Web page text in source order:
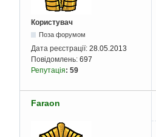
Користувач
Поза форумом
Дата реєстрації: 28.05.2013
Повідомлень: 697
Репутація: 59
Faraon